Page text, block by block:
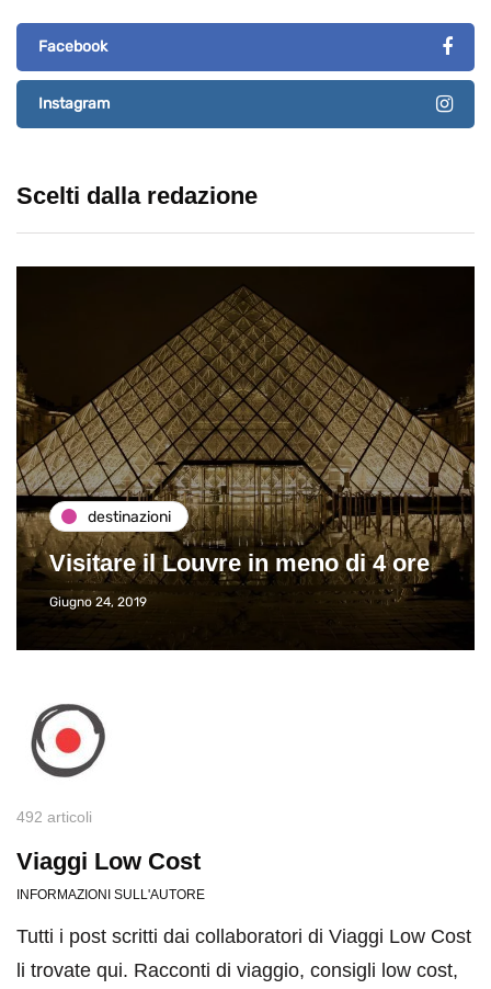
Facebook
Instagram
Scelti dalla redazione
destinazioni
Visitare il Louvre in meno di 4 ore
Giugno 24, 2019
492 articoli
Viaggi Low Cost
INFORMAZIONI SULL'AUTORE
Tutti i post scritti dai collaboratori di Viaggi Low Cost
li trovate qui. Racconti di viaggio, consigli low cost,